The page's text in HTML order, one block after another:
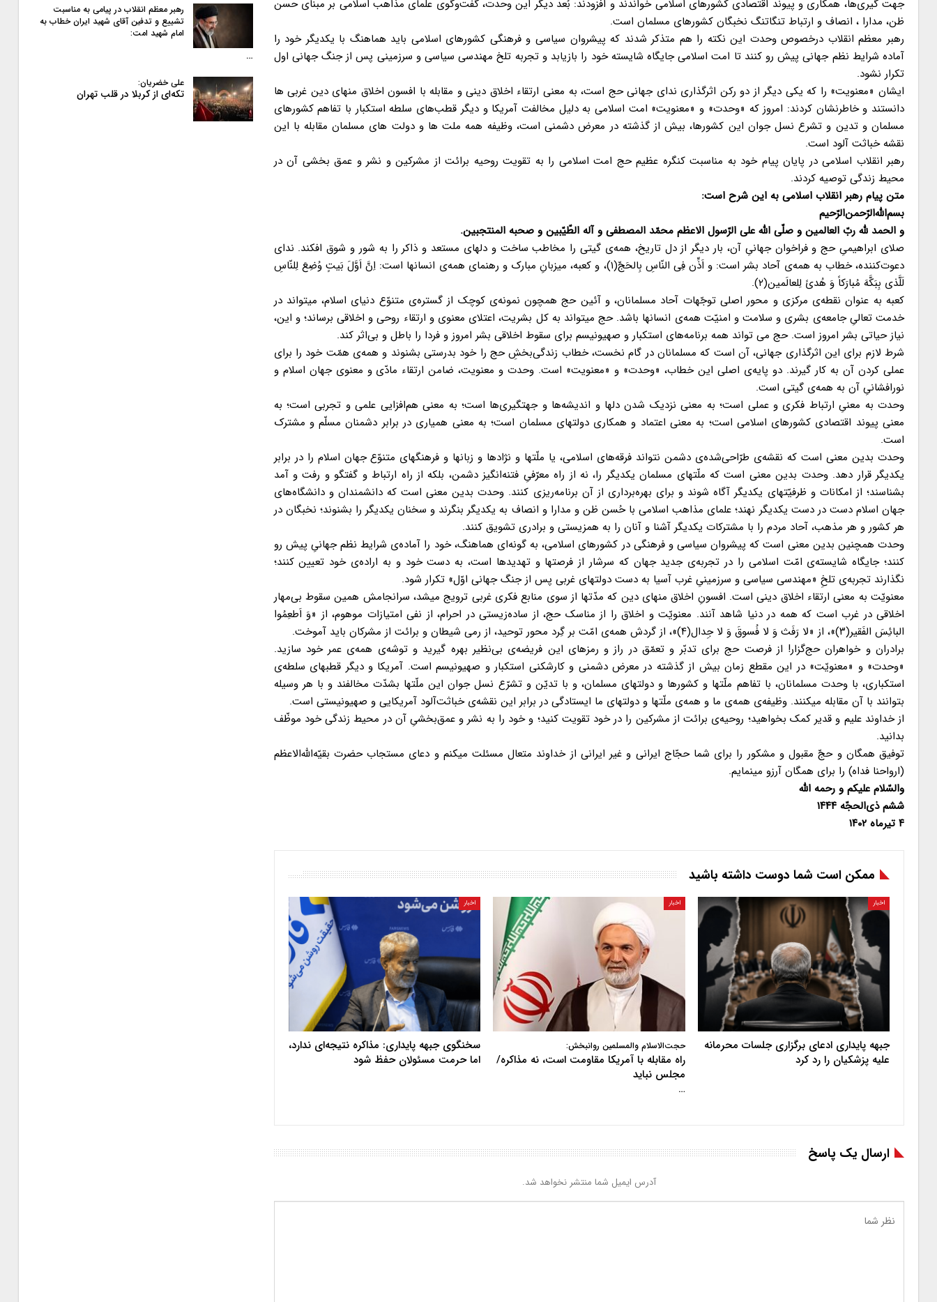
جهت گیری‌ها، همکاری و پیوند اقتصادی کشورهای اسلامی خواندند و افزودند: بُعد دیگر این وحدت، گفت‌وگوی علمای مذاهب اسلامی بر مبنای حسن
ظن، مدارا ، انصاف و ارتباط تنگاتنگ نخبگان کشورهای مسلمان است.
رهبر معظم انقلاب درخصوص وحدت این نکته را هم متذکر شدند که پیشروان سیاسی و فرهنگی کشورهای اسلامی باید هماهنگ با یکدیگر خود را
آماده شرایط نظم جهانی پیش رو کنند تا امت اسلامی جایگاه شایسته خود را بازیابد و تجربه تلخ مهندسی سیاسی و سرزمینی پس از جنگ جهانی اول
تکرار نشود.
ایشان «معنویت» را که یکی دیگر از دو رکن اثرگذاری ندای جهانی حج است، به معنی ارتقاء اخلاق دینی و مقابله با افسون اخلاق منهای دین غربی ها
دانستند و خاطرنشان کردند: امروز که «وحدت» و «معنویت» امت اسلامی به دلیل مخالفت آمریکا و دیگر قطب‌های سلطه استکبار با تفاهم کشورهای
مسلمان و تدین و تشرع نسل جوان این کشورها، بیش از گذشته در معرض دشمنی است، وظیفه همه ملت ها و دولت های مسلمان مقابله با این
نقشه خباثت آلود است.
رهبر انقلاب اسلامی در پایان پیام خود به مناسبت کنگره عظیم حج امت اسلامی را به تقویت روحیه برائت از مشرکین و نشر و عمق بخشی آن در
محیط زندگی توصیه کردند.
متن پیام رهبر انقلاب اسلامی به این شرح است:
بسم‌اللّه‌الرّحمن‌الرّحیم
و الحمد للّه ربّ العالمین و صلّی اللّه علی الرّسول الاعظم محمّد المصطفی و آله الطّیّبین و صحبه المنتجبین.
صلای ابراهیمیِ حج و فراخوان جهانیِ آن، بار دیگر از دل تاریخ، همه‌ی گیتی را مخاطب ساخت و دلهای مستعد و ذاکر را به شور و شوق افکند. ندای
دعوت‌کننده، خطاب به همه‌ی آحاد بشر است: و اَذِّن فِی النّاسِ بِالحَجّ(۱)، و کعبه، میزبانِ مبارک و رهنمای همه‌ی انسانها است: اِنَّ اَوَّلَ بَیتٍ وُضِعَ لِلنّاسِ
لَلَّذی بِبَکَّهَ مُبارَکاً وَ هُدیً لِلعالَمین(۲).
کعبه به عنوان نقطه‌ی مرکزی و محور اصلی توجّهات آحاد مسلمانان، و آئین حج همچون نمونه‌ی کوچک از گستره‌ی متنوّع دنیای اسلام، میتواند در
خدمت تعالیِ جامعه‌ی بشری و سلامت و امنیّت همه‌ی انسانها باشد. حج میتواند به کل بشریت، اعتلای معنوی و ارتقاء روحی و اخلاقی برساند؛ و این،
نیاز حیاتی بشر امروز است. حج می تواند همه‌ برنامه‌های استکبار و صهیونیسم برای سقوط اخلاقی بشر امروز و فردا را باطل و بی‌اثر کند.
شرط لازم برای این اثرگذاری جهانی، آن است که مسلمانان در گام نخست، خطاب زندگی‌بخشِ حج را خود بدرستی بشنوند و همه‌ی همّت خود را برای
عملی کردن آن به کار گیرند. دو پایه‌ی اصلی این خطاب، «وحدت» و «معنویت» است. وحدت و معنویت، ضامن ارتقاء مادّی و معنوی جهان اسلام و
نورافشانیِ آن به همه‌ی گیتی است.
وحدت به معنیِ ارتباط فکری و عملی است؛ به معنی نزدیک شدن دلها و اندیشه‌ها و جهتگیری‌ها است؛ به معنی هم‌افزایی علمی و تجربی است؛ به
معنی پیوند اقتصادی کشورهای اسلامی است؛ به معنی اعتماد و همکاری دولتهای مسلمان است؛ به معنی همیاری در برابر دشمنان مسلّم و مشترک
است.
وحدت بدین معنی است که نقشه‌ی طرّاحی‌شده‌ی دشمن نتواند فرقه‌های اسلامی، یا ملّتها و نژادها و زبانها و فرهنگهای متنوّع جهان اسلام را در برابر
یکدیگر قرار دهد. وحدت بدین معنی است که ملّتهای مسلمان یکدیگر را، نه از راه معرّفیِ فتنه‌انگیز دشمن، بلکه از راه ارتباط و گفتگو و رفت و آمد
بشناسند؛ از امکانات و ظرفیّتهای یکدیگر آگاه شوند و برای بهره‌برداری از آن برنامه‌ریزی کنند. وحدت بدین معنی است که دانشمندان و دانشگاه‌های
جهان اسلام دست در دست یکدیگر نهند؛ علمای مذاهب اسلامی با حُسن ظن و مدارا و انصاف به یکدیگر بنگرند و سخنان یکدیگر را بشنوند؛ نخبگان در
هر کشور و هر مذهب، آحاد مردم را با مشترکات یکدیگر آشنا و آنان را به همزیستی و برادری تشویق کنند.
وحدت همچنین بدین معنی است که پیشروان سیاسی و فرهنگی در کشورهای اسلامی، به گونه‌ای هماهنگ، خود را آماده‌ی شرایط نظم جهانیِ پیش رو
کنند؛ جایگاه شایسته‌ی امّت اسلامی را در تجربه‌ی جدید جهان که سرشار از فرصتها و تهدیدها است، به دست خود و به اراده‌ی خود تعیین کنند؛
نگذارند تجربه‌ی تلخِ «مهندسی سیاسی و سرزمینیِ غرب آسیا به دست دولتهای غربی پس از جنگ جهانی اوّل» تکرار شود.
معنویّت به معنی ارتقاء اخلاق دینی است. افسونِ اخلاق منهای دین که مدّتها از سوی منابع فکری غربی ترویج میشد، سرانجامش همین سقوط بی‌مهار
اخلاقی در غرب است که همه در دنیا شاهد آنند. معنویّت و اخلاق را از مناسک حج، از ساده‌زیستی در احرام، از نفی امتیازات موهوم، از «وَ اَطعِمُوا
البائِسَ الفَقیر(۳)»، از «لا رَفَث وَ لا فُسوقَ وَ لا جِدال(۴)»، از گردش همه‌ی امّت بر گِرد محور توحید، از رمی شیطان و برائت از مشرکان باید آموخت.
برادران و خواهران حج‌گزار! از فرصت حج برای تدبّر و تعمّق در راز و رمزهای این فریضه‌ی بی‌نظیر بهره گیرید و توشه‌ی همه‌ی عمر خود سازید.
«وحدت» و «معنویّت» در این مقطع زمان بیش از گذشته در معرض دشمنی و کارشکنی استکبار و صهیونیسم است. آمریکا و دیگر قطبهای سلطه‌ی
استکباری، با وحدت مسلمانان، با تفاهم ملّتها و کشورها و دولتهای مسلمان، و با تدیّن و تشرّع نسل جوان این ملّتها بشدّت مخالفند و با هر وسیله
بتوانند با آن مقابله میکنند. وظیفه‌ی همه‌ی ما و همه‌ی ملّتها و دولتهای ما ایستادگی در برابر این نقشه‌ی خباثت‌آلود آمریکایی و صهیونیستی است.
از خداوند علیم و قدیر کمک بخواهید؛ روحیه‌ی برائت از مشرکین را در خود تقویت کنید؛ و خود را به نشر و عمق‌بخشیِ آن در محیط زندگی خود موظّف
بدانید.
توفیق همگان و حجّ مقبول و مشکور را برای شما حجّاج ایرانی و غیر ایرانی از خداوند متعال مسئلت میکنم و دعای مستجاب حضرت بقیّه‌اللّه‌الاعظم
(ارواحنا فداه) را برای همگان آرزو مینمایم.
والسّلام علیکم و رحمه اللّه
ششم ذی‌الحجّه ۱۴۴۴
۴ تیرماه ۱۴۰۲
ممکن است شما دوست داشته باشید
اخبار
جبهه پایداری ادعای برگزاری جلسات محرمانه
علیه پزشکیان را رد کرد
اخبار
حجت‌الاسلام والمسلمین روانبخش:
راه مقابله با آمریکا مقاومت است، نه مذاکره/
مجلس نباید
…
اخبار
سخنگوی جبهه پایداری: مذاکره نتیجه‌ای ندارد،
اما حرمت مسئولان حفظ شود
ارسال یک پاسخ
آدرس ایمیل شما منتشر نخواهد شد.
رهبر معظم انقلاب در پیامی به‌ مناسبت
تشییع و تدفین آقای شهید ایران خطاب به
امام شهید امت:
…
علی خضریان:
تکه‌ای از کربلا در قلب تهران